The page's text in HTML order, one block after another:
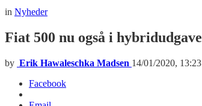
in Nyheder
Fiat 500 nu også i hybridudgave
by Erik Hawaleschka Madsen 14/01/2020, 13:23
Facebook